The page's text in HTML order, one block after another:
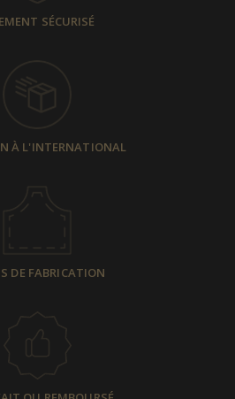
SÉCURISÉ
À L'INTERNATIONAL
DE FABRICATION